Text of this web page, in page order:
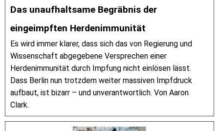
Das unaufhaltsame Begräbnis der
eingeimpften Herdenimmunität
Es wird immer klarer, dass sich das von Regierung und
Wissenschaft abgegebene Versprechen einer
Herdenimmunität durch Impfung nicht einlösen lässt.
Dass Berlin nun trotzdem weiter massiven Impfdruck
aufbaut, ist bizarr – und unverantwortlich. Von Aaron
Clark.